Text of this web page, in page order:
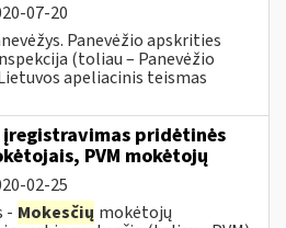
07-20
Panevėžio apskrities
(toliau – Panevėžio
apeliacinis teismas
pridėtinės
PVM mokėtojų
02-25
- Mokesčių mokėtojų